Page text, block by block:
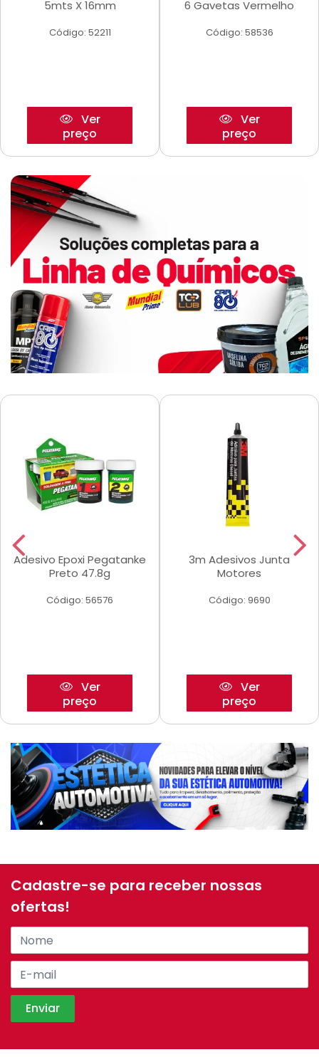
5mts X 16mm
Código: 52211
Ver
preço
6 Gavetas Vermelho
Código: 58536
Ver
preço
Adesivo Epoxi Pegatanke
Preto 47.8g
Código: 56576
Ver
preço
3m Adesivos Junta
Motores
Código: 9690
Ver
preço
Cadastre-se para receber nossas
ofertas!